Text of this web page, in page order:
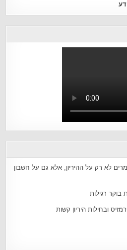
לא רק על ההיריון, אלא גם על חשבון
בוקר רגילות
ובחילות היריון קשות